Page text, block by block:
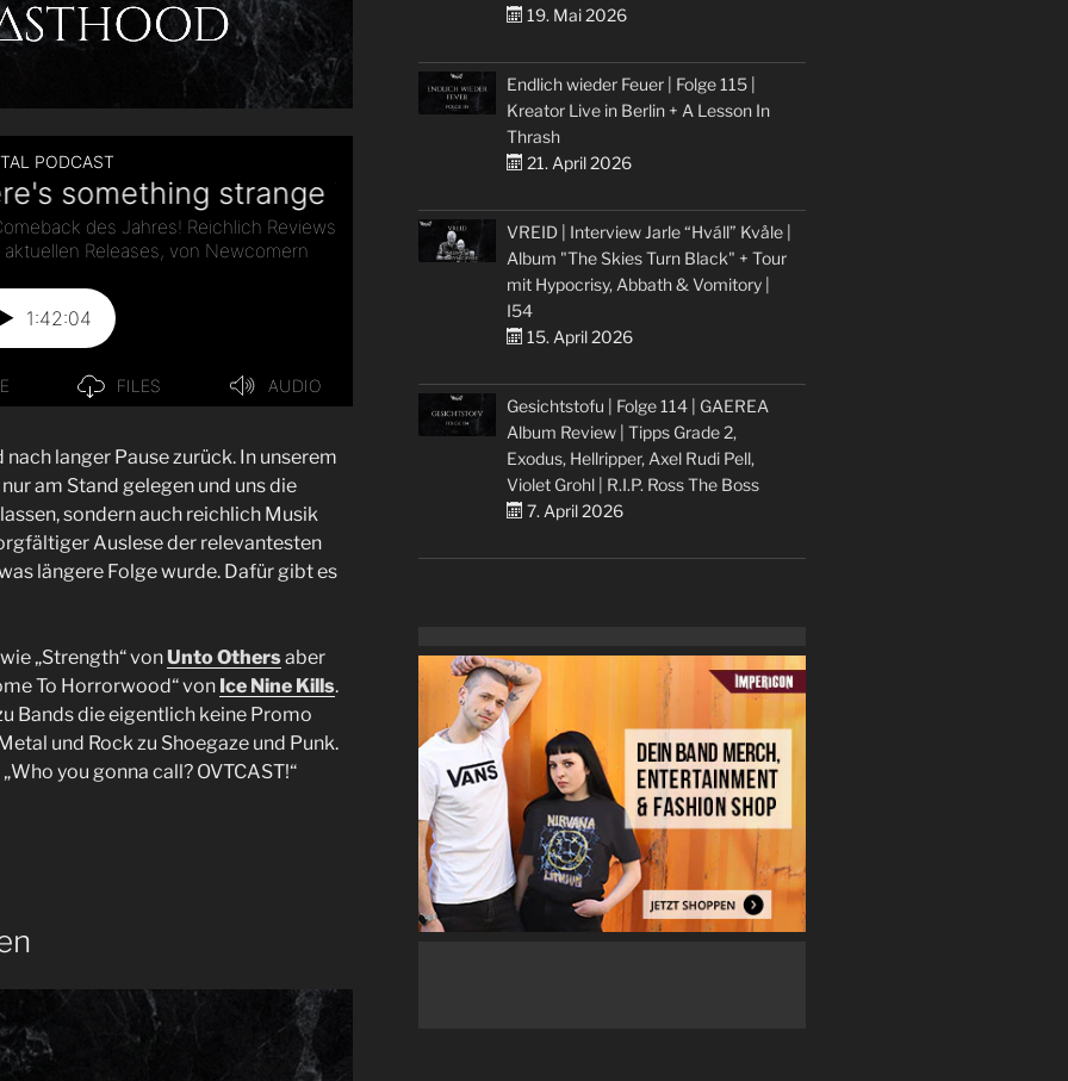
langer Pause zurück. In unserem
am Stand gelegen und uns die
sondern auch reichlich Musik
Auslese der relevantesten
längere Folge wurde. Dafür gibt es
„Strength“ vonUnto Othersaber
To Horrorwood“ von Ice Nine Kills.
Bands die eigentlich keine Promo
und Rock zu Shoegaze und Punk.
you gonna call? OVTCAST!“
19. Mai 2026
Endlich wieder Feuer | Folge 115 |
Kreator Live in Berlin + A Lesson In
Thrash
21. April 2026
VREID | Interview Jarle “Hváll” Kvåle |
Album "The Skies Turn Black" + Tour
mit Hypocrisy, Abbath & Vomitory |
I54
15. April 2026
Gesichtstofu | Folge 114 | GAEREA
Album Review | Tipps Grade 2,
Exodus, Hellripper, Axel Rudi Pell,
Violet Grohl | R.I.P. Ross The Boss
7. April 2026